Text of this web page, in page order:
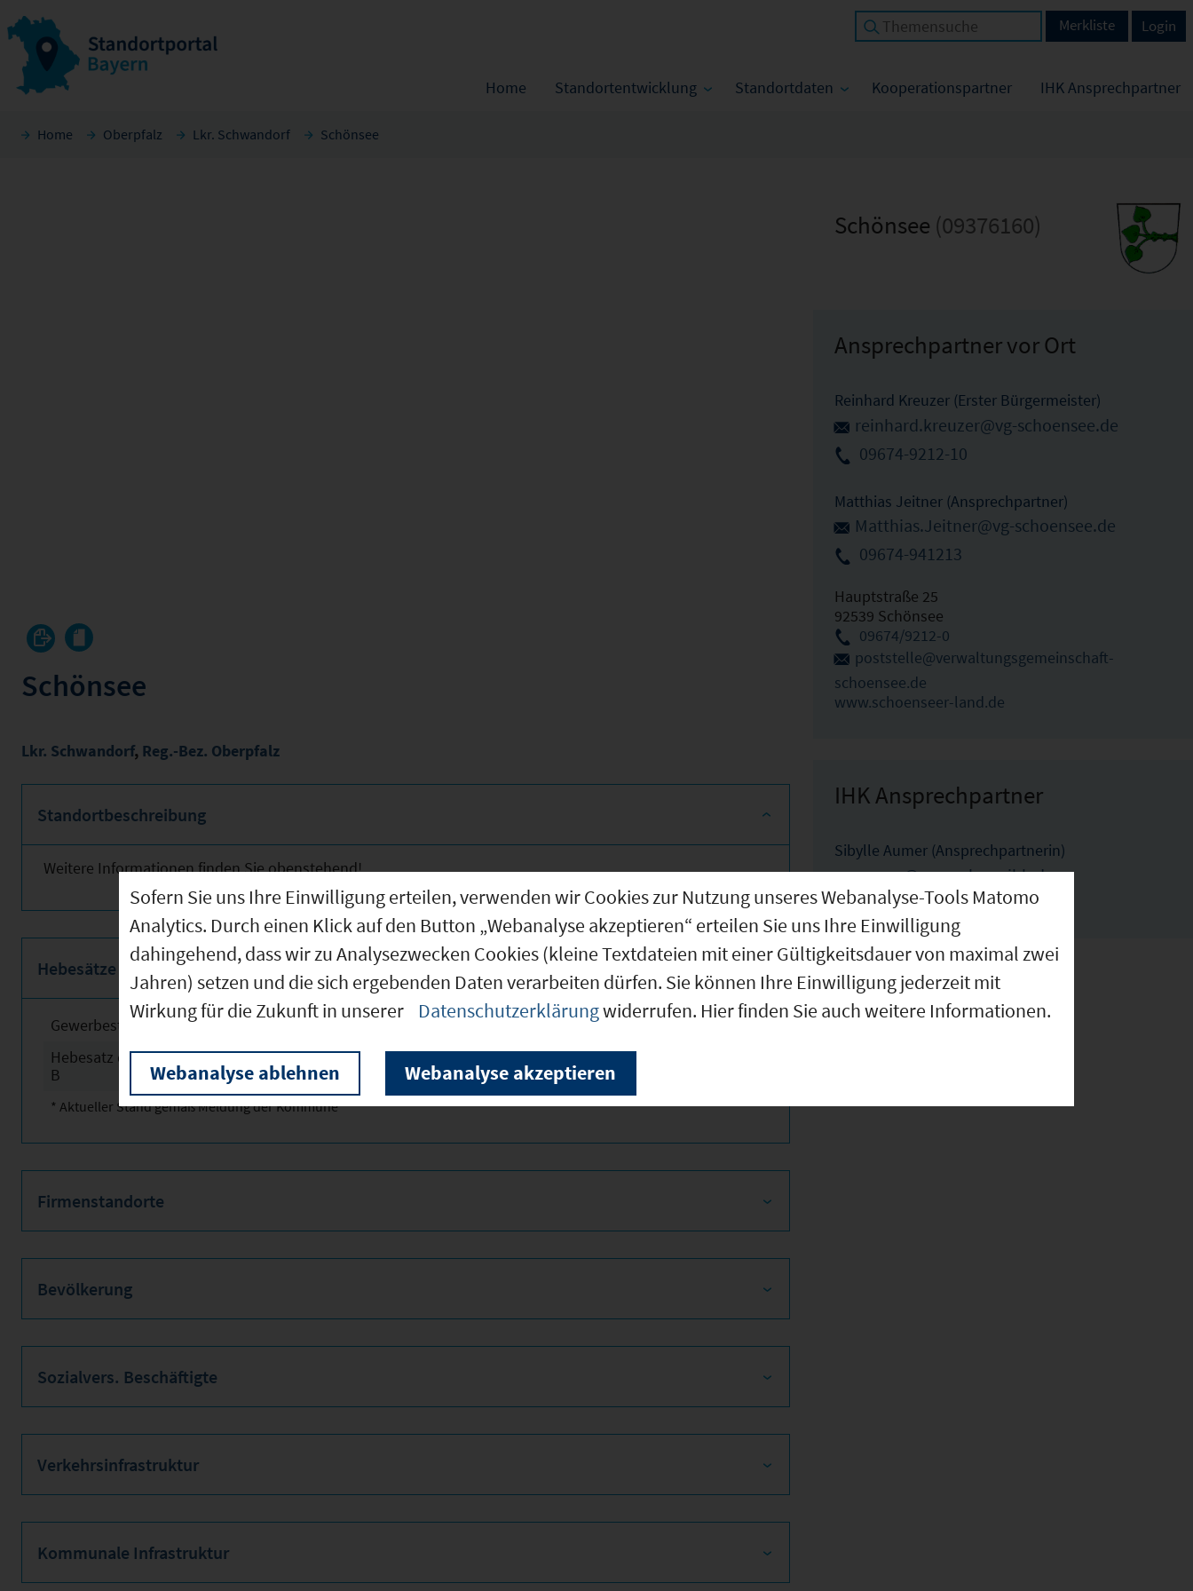
Home Standortentwicklung Standortdaten Kooperationspartner IHK Ansprechpartner
Login
Merkliste
Home Oberpfalz Lkr. Schwandorf Schönsee
Schönsee
Lkr. Schwandorf, Reg.-Bez. Oberpfalz
Standortbeschreibung
Weitere Informationen finden Sie obenstehend!
Hebesätze
Gewerbesteuerhebesatz
Hebesatz der Grundsteuer
B
2025 160 *
* Aktueller Stand gemäß Meldung der Kommune
Firmenstandorte
Bevölkerung
Sozialvers. Beschäftigte
Verkehrsinfrastruktur
Kommunale Infrastruktur
Schönsee (09376160)
Ansprechpartner vor Ort
Reinhard Kreuzer (Erster Bürgermeister)
reinhard.kreuzer@vg-schoensee.de
09674-9212-10
Matthias Jeitner (Ansprechpartner)
Matthias.Jeitner@vg-schoensee.de
09674-941213
Hauptstraße 25
92539 Schönsee
09674/9212-0
poststelle@verwaltungsgemeinschaft-
schoensee.de
www.schoenseer-land.de
IHK Ansprechpartner
Sibylle Aumer (Ansprechpartnerin)
aumer@regensburg.ihk.de
0941-5694-244
Sofern Sie uns Ihre Einwilligung erteilen, verwenden wir Cookies zur Nutzung unseres Webanalyse-Tools Matomo
Analytics. Durch einen Klick auf den Button „Webanalyse akzeptieren“ erteilen Sie uns Ihre Einwilligung
dahingehend, dass wir zu Analysezwecken Cookies (kleine Textdateien mit einer Gültigkeitsdauer von maximal zwei
Jahren) setzen und die sich ergebenden Daten verarbeiten dürfen. Sie können Ihre Einwilligung jederzeit mit
Wirkung für die Zukunft in unserer
Datenschutzerklärungwiderrufen. Hier finden Sie auch weitere Informationen.
Webanalyse ablehnen Webanalyse akzeptieren